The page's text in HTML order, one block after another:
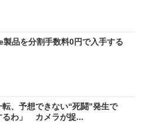
品を分割手数料0円で入手する
、予想できない“死闘”発生で
るわ」 カメラが捉...